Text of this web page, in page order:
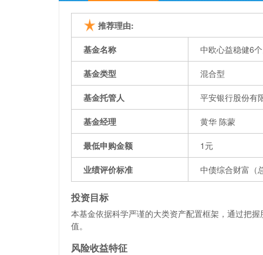
推荐理由:
基金名称 中欧心益稳健6
基金类型 混合型
基金托管人 平安银行股份有
基金经理 黄华 陈蒙
最低申购金额 1元
业绩评价标准 中债综合财富（
投资目标
本基金依据科学严谨的大类资产配置框架，通过把
值。
风险收益特征